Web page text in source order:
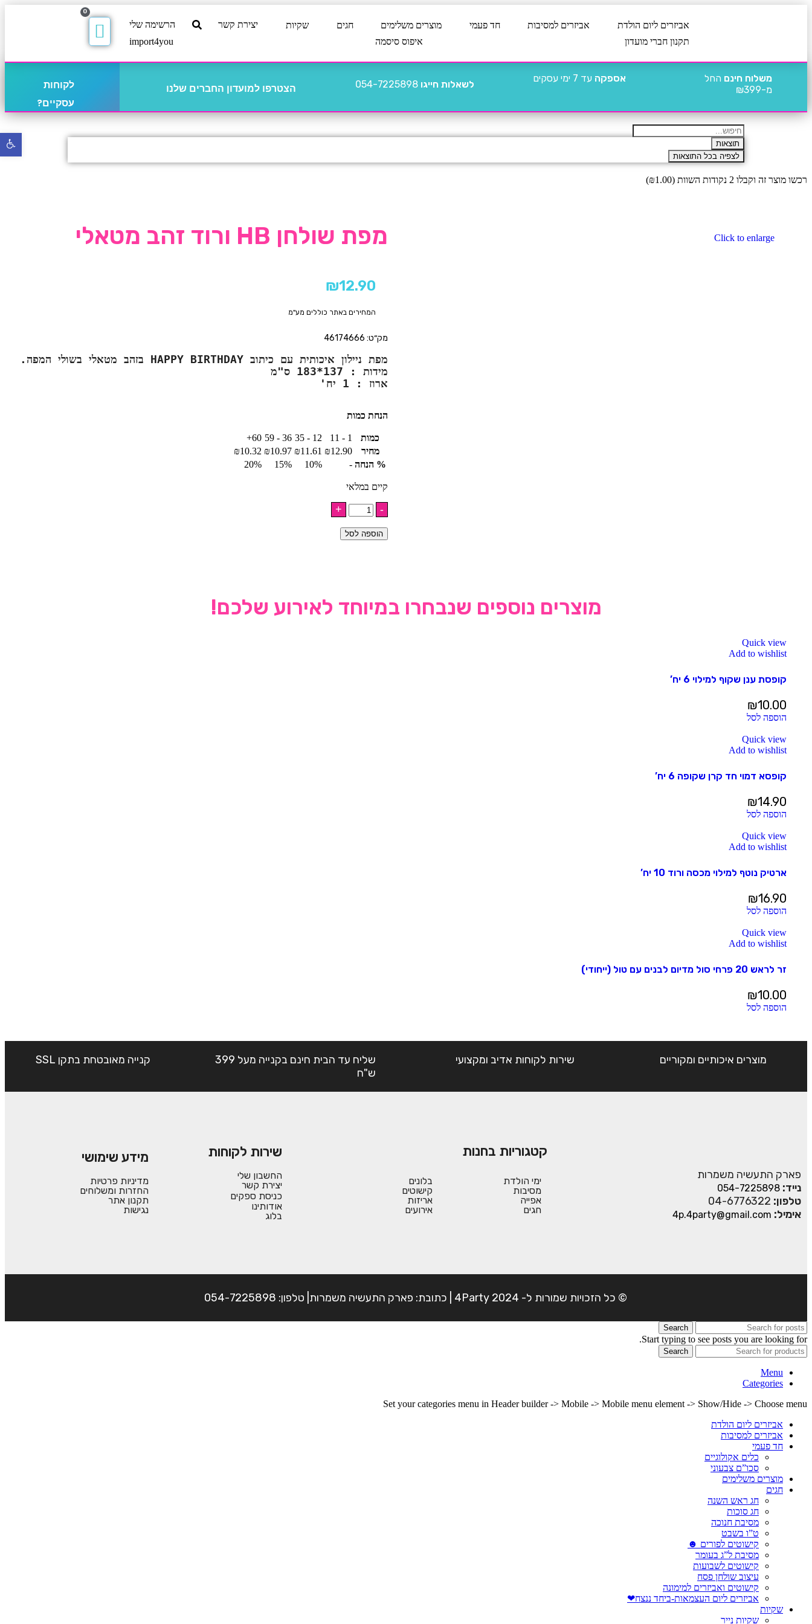
אביזרים ליום הולדת אביזרים למסיבות חד פעמי מוצרים משלימים חגים שקיות יצירת קשר
הרשימה שלי
תקנון חברי מועדון
איפוס סיסמה import4you
0
משלוח חינם החל
מ-₪399
אספקה עד 7 ימי עסקים
לשאלות חייגו 054-7225898 הצטרפו למועדון החברים שלנו
לקוחות
עסקיים?
תוצאות
לצפיה בכל התוצאות
רכשו מוצר זה וקבלו 2 נקודות השוות ( ₪1.00
)
Click to enlarge מפת שולחן HB ורוד זהב מטאלי
₪12.90
המחירים באתר כוללים מע"מ
מק״ט: 46174666
מפת ניילון איכותית עם כיתוב HAPPY BIRTHDAY בזהב מטאלי בשולי המפה.
ארוז : 1 יח'
הנחת כמות
כמות 1 - 11
12 - 35
36 - 59
60+
מחיר
₪12.90
₪11.61
₪10.97
₪10.32
% הנחה -
10%
15%
20%
קיים במלאי
הוספה לסל
מוצרים נוספים שנבחרו במיוחד לאירוע שלכם!
Quick view
Add to wishlist
קופסת ענן שקוף למילוי 6 יח’
₪10.00
הוספה לסל
Quick view
Add to wishlist
קופסא דמוי חד קרן שקופה 6 יח’
₪14.90
הוספה לסל
Quick view
Add to wishlist
ארטיק נוטף למילוי מכסה ורוד 10 יח’
₪16.90
הוספה לסל
Quick view
Add to wishlist
זר לראש 20 פרחי סול מדיום לבנים עם טול (ייחודי)
₪10.00
הוספה לסל
מוצרים איכותיים ומקוריים שירות לקוחות אדיב ומקצועי
שליח עד הבית חינם בקנייה מעל 399
ש"ח
קנייה מאובטחת בתקן SSL
פארק התעשיה משמרות
נייד: 054-7225898
טלפון: 04-6776322
אימיל: 4p.4party@gmail.com
קטגוריות בחנות
ימי הולדת
מסיבות
אפייה
חגים
בלונים
קישוטים
אריזות
אירועים
שירות לקוחות
החשבון שלי
יצירת קשר
כניסת ספקים
אודותינו
בלוג
מידע שימושי
מדיניות פרטיות
החזרות ומשלוחים
תקנון אתר
נגישות
© כל הזכויות שמורות ל- 4Party 2024 | כתובת: פארק התעשיה משמרות| טלפון: 054-7225898
Search
Start typing to see posts you are looking for.
Search
Menu
Categories
Set your categories menu in Header builder -> Mobile -> Mobile menu element -> Show/Hide -> Choose menu
אביזרים ליום הולדת
אביזרים למסיבות
חד פעמי
כלים אקולוגיים
סכו”ם צבעוני
מוצרים משלימים
חגים
חג ראש השנה
חג סוכות
מסיבת חנוכה
ט”ו בשבט
קישוטים לפורים ☻
מסיבת ל”ג בעומר
קישוטים לשבועות
עיצוב שולחן פסח
קישוטים ואביזרים למימונה
אביזרים ליום העצמאות-ביחד ננצח❤
שקיות
שקיות נייר
פתח